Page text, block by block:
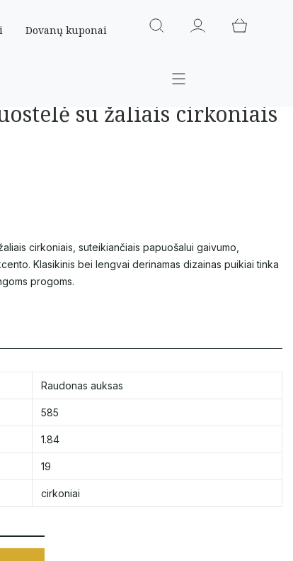
Dovanų kuponai
su žaliais cirkoniais
cirkoniais, suteikiančiais papuošalui gaivumo,
Klasikinis bei lengvai derinamas dizainas puikiai tinka
progoms.
Raudonas auksas
585
1.84
19
cirkoniai